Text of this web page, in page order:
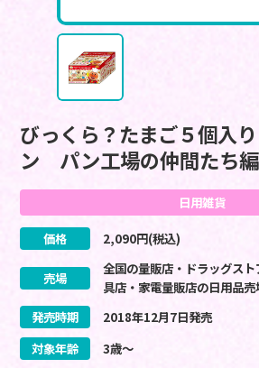
びっくら？たまご５個入
ン パン工場の仲間たち編
日用雑貨
価格 2,090円(税込)
売場
全国の量販店・ドラッグス
具店・家電量販店の日用品
発売時期
2018年12月7日発売
対象年齢
3歳～